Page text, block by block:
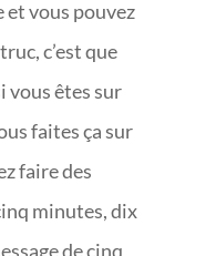
et vous pouvez
c’est que
vous êtes sur
faites ça sur
faire des
minutes, dix
de cinq